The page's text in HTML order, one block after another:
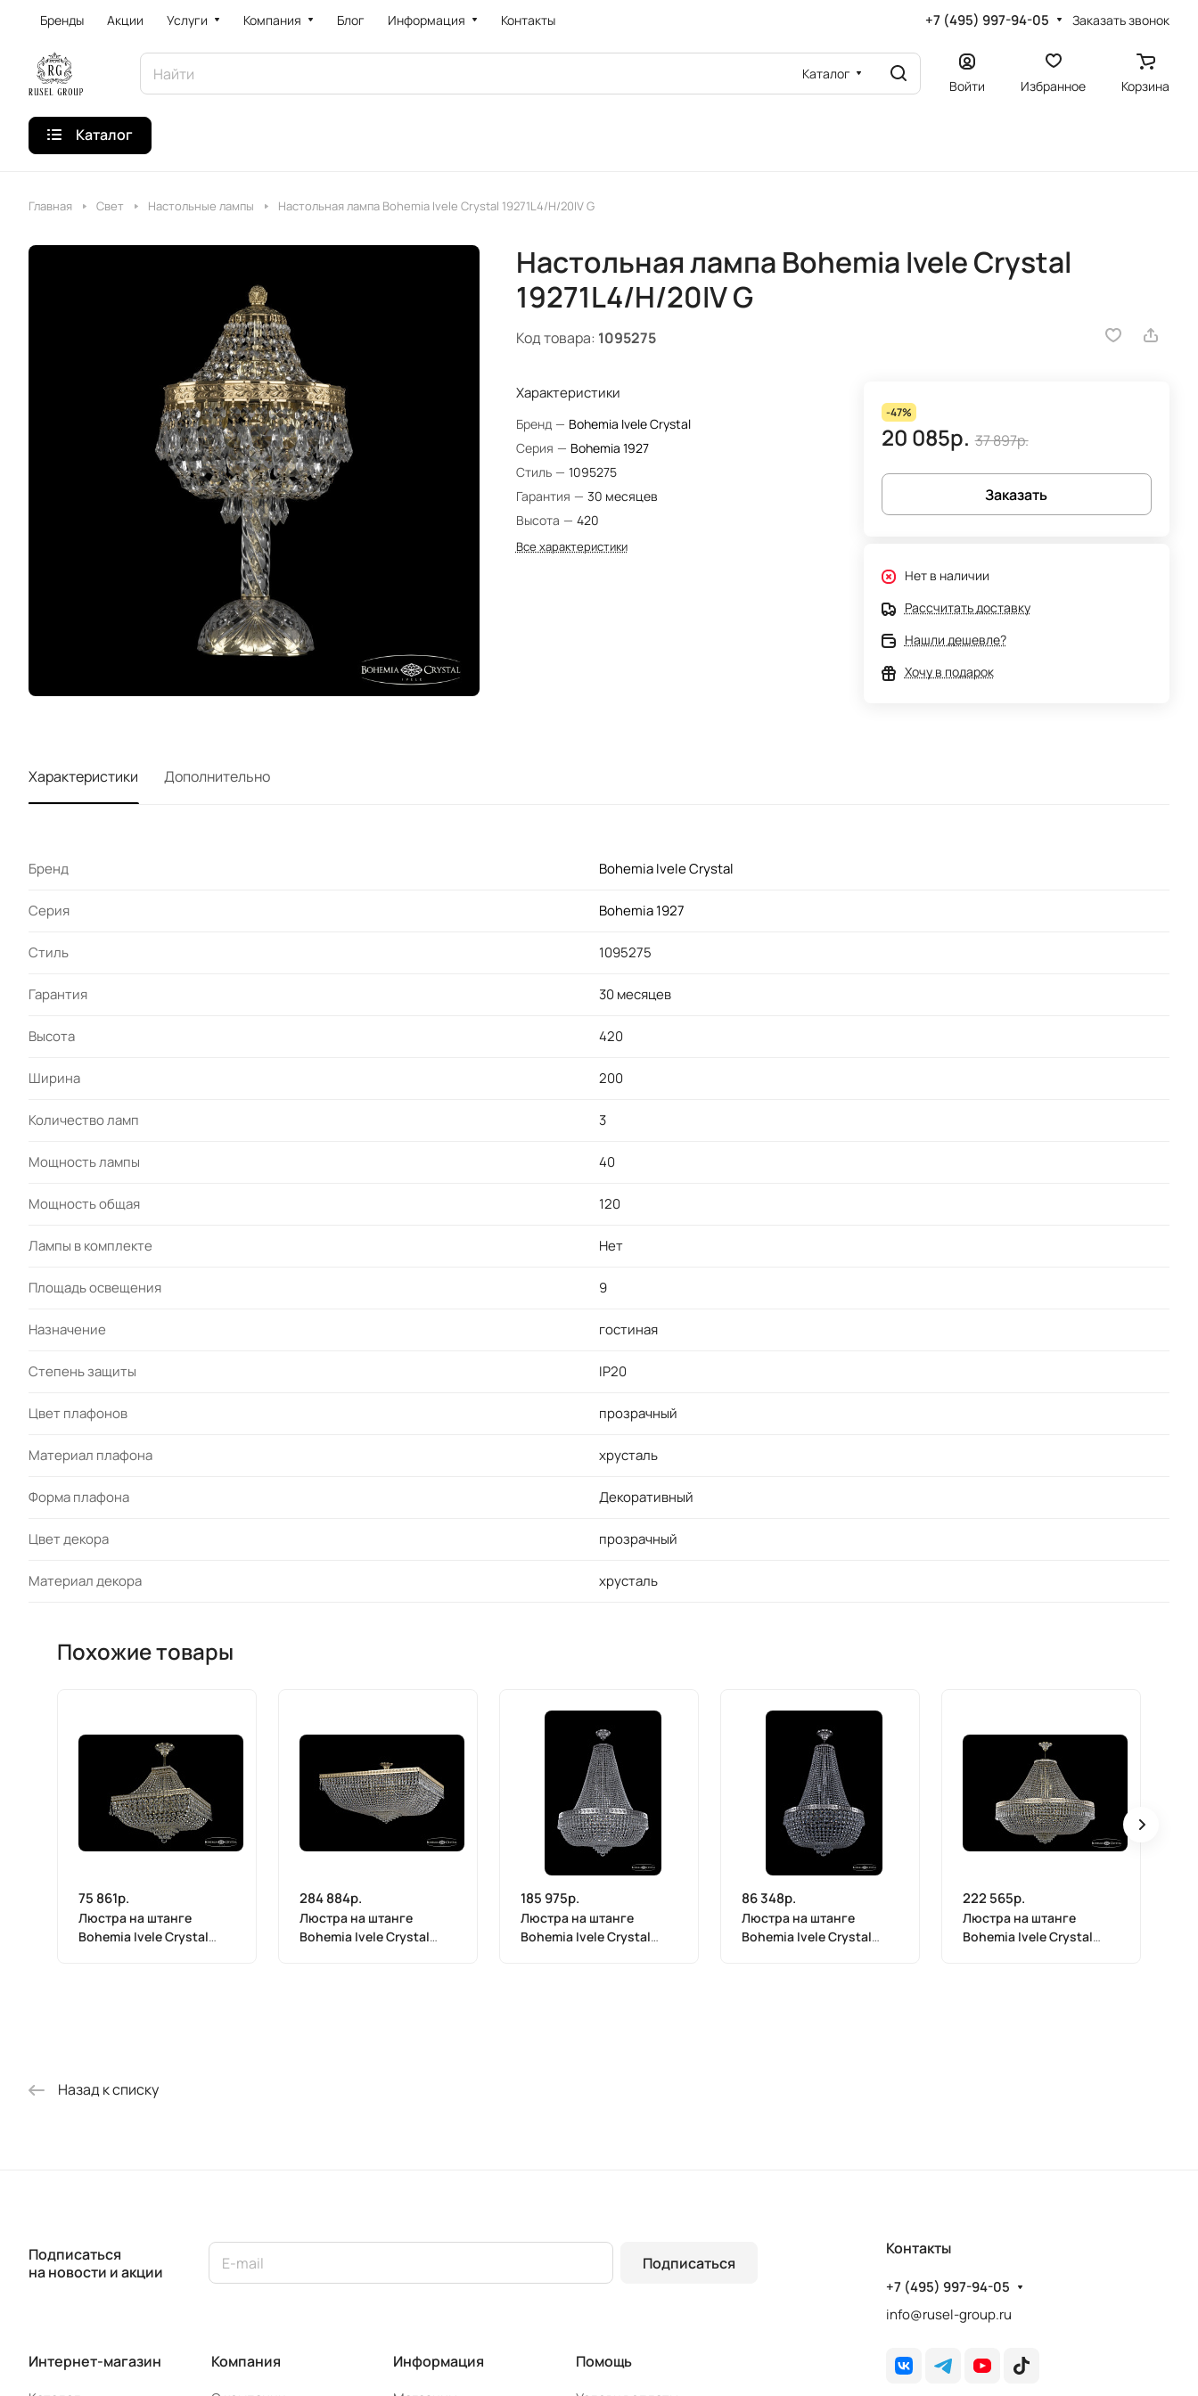
Бренды Акции Услуги Компания Блог Информация Контакты +7 (495) 997-94-05 Заказать звонок
Каталог
Войти Избранное Корзина
Каталог
Главная Свет Настольные лампы Настольная лампа Bohemia Ivele Crystal 19271L4/H/20IV G
Настольная лампа Bohemia Ivele Crystal
19271L4/H/20IV G
Код товара: 1095275
Характеристики
Бренд — Bohemia Ivele Crystal
Серия — Bohemia 1927
Стиль — 1095275
Гарантия — 30 месяцев
Высота — 420
Все характеристики
-47%
20 085р. 37 897р.
Заказать
Нет в наличии
Рассчитать доставку
Нашли дешевле?
Хочу в подарок
Характеристики Дополнительно
Бренд Bohemia Ivele Crystal
Серия Bohemia 1927
Стиль 1095275
Гарантия 30 месяцев
Высота 420
Ширина 200
Количество ламп 3
Мощность лампы 40
Мощность общая 120
Лампы в комплекте Нет
Площадь освещения 9
Назначение гостиная
Степень защиты IP20
Цвет плафонов прозрачный
Материал плафона хрусталь
Форма плафона Декоративный
Цвет декора прозрачный
Материал декора хрусталь
Похожие товары
75 861р.
Люстра на штанге
Bohemia Ivele Crystal
284 884р.
Люстра на штанге
Bohemia Ivele Crystal
185 975р.
Люстра на штанге
Bohemia Ivele Crystal
86 348р.
Люстра на штанге
Bohemia Ivele Crystal
222 565р.
Люстра на штанге
Bohemia Ivele Crystal
Назад к списку
Подписаться
на новости и акции
Подписаться
Интернет-магазин Компания Информация Помощь
Контакты
+7 (495) 997-94-05
info@rusel-group.ru